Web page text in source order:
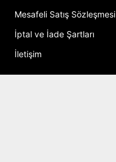
Mesafeli Satış Sözleşmesi
İptal ve İade Şartları
İletişim